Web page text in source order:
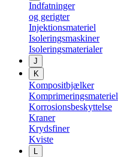
Indfatninger
og gerigter
Injektionsmateriel
Isoleringsmaskiner
Isoleringsmaterialer
J
K
Kompositbjælker
Komprimeringsmateriel
Korrosionsbeskyttelse
Kraner
Krydsfiner
Kviste
L